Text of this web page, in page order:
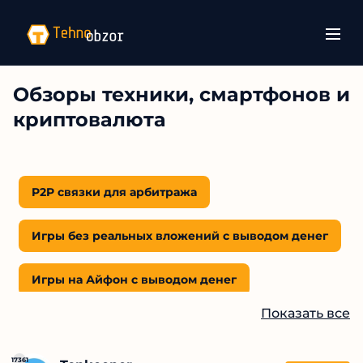
Обзоры техники, смартфонов и
криптовалюта
P2P связки для арбитража
Игры без реальных вложений с выводом денег
Игры на Айфон с выводом денег
Игры с выводом денег на Payeer кошелёк
Показать все
17361